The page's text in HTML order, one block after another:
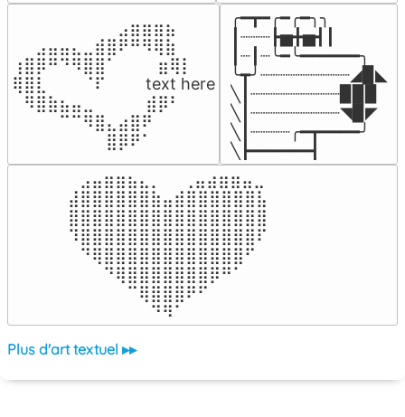
⠀⠀⠀⠀⠀⠀⠀⠀⠀⣠⣶⣶⣶⣦⠀⠀
⠀⠀⣠⣤⣤⣄⣀⣾⣿⠟⠛⠻⢿⣷⠀
⢰⣿⡿⠛⠙⠻⣿⣿⠁⠀⠀ ⠀⣶⢿⡇
⢿⣿⣇⠀⠀⠀⠈⠏⠀⠀⠀ text here
⠀⠻⣿⣷⣦⣤⣀⠀⠀⠀ ⠀⣾⡿⠃⠀
⠀⠀⠀⠀⠉⠉⠻⣿⣄⣴⣿⠟⠀⠀⠀
⠀⠀⠀⠀⠀⠀⠀⠀⣿⡿⠟⠁⠀⠀⠀
╭━┳━╭━╭━╮╮
┃┈┈┈┣▅╋▅┫┃
┃┈┃┈╰━╰━━━━━━╮
╰┳╯┈┈┈┈┈┈┈┈┈◢▉◣
╲┃┈┈┈┈┈┈┈┈┈▉▉▉
╲┃┈┈┈┈┈┈┈┈┈◥▉◤
╲┃┈┈┈┈╭━┳━━━━╯
╲┣━━━━━━┫﻿
⠀⣠⣤⣶⣶⣦⣄⡀  ⠀⢀⣤⣴⣶⣶⣤⣀⠀
⣼⣿⣿⣿⣿⣿⣿⣷⣤⣾⣿⣿⣿⣿⣿⣿⣧
⣿⣿⣿⣿⣿⣿⣿⣿⣿⣿⣿⣿⣿⣿⣿⣿⣿
⠹⣿⣿⣿⣿⣿⣿⣿⣿⣿⣿⣿⣿⣿⣿⣿⠏
⠀⠙⢿⣿⣿⣿⣿⣿⣿⣿⣿⣿⣿⣿⣿⠋⠀
⠀⠀⠀⠙⢿⣿⣿⣿⣿⣿⣿⣿⡿⠛⠁⠀⠀
⠀⠀⠀⠀⠀⠉⢿⣿⣿⣿⠟⠋⠀⠀⠀⠀⠀
⠀⠀⠀⠀⠀⠀⠀⠙⠻⠁⠀⠀⠀⠀⠀⠀⠀⠀⠀⠀⠀⠀⠀
Plus d'art textuel ▸▸